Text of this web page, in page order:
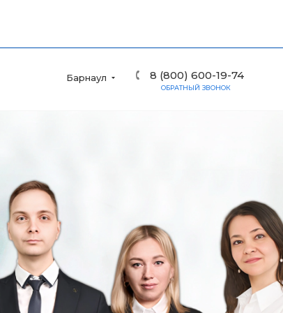
Барнаул 8 (800) 600-19-74
ОБРАТНЫЙ ЗВОНОК